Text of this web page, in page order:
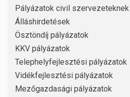
Pályázatok civil szervezeteknek
Álláshirdetések
Ösztöndíj pályázatok
KKV pályázatok
Telephelyfejlesztési pályázatok
Vidékfejlesztési pályázatok
Mezőgazdasági pályázatok